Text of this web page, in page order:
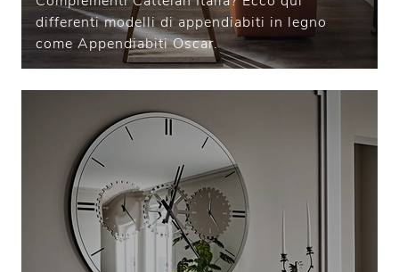
differenti modelli di appendiabiti in legno
come Appendiabiti Oscar.